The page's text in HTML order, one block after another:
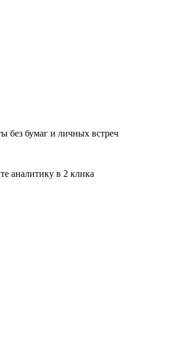
без бумаг и личных встреч
аналитику в 2 клика